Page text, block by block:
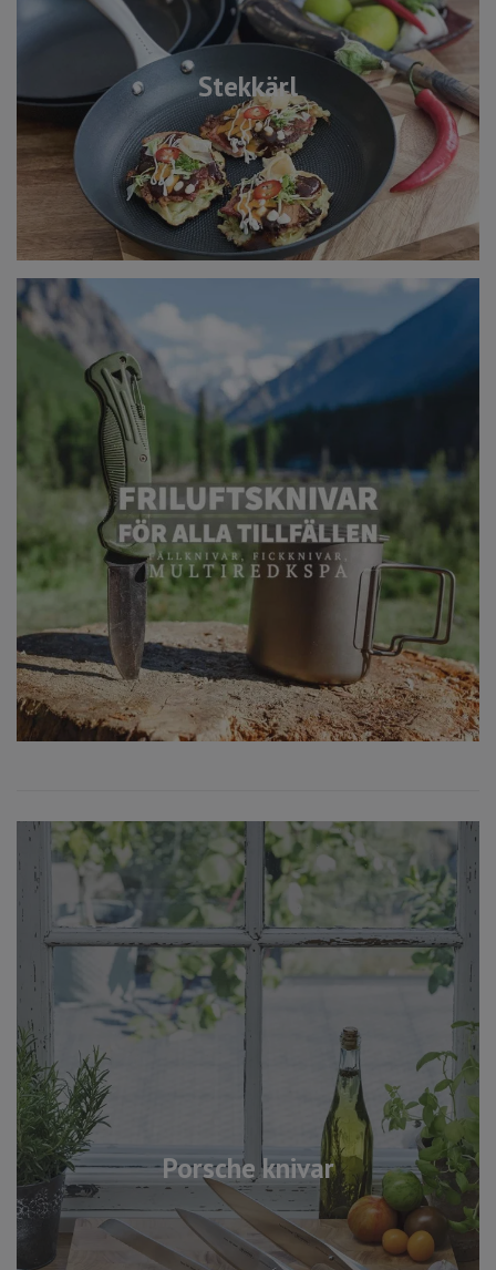
Stekkärl
Porsche knivar